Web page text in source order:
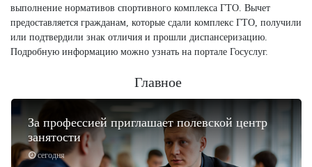
выполнение нормативов спортивного комплекса ГТО. Вычет
предоставляется гражданам, которые сдали комплекс ГТО, получили
или подтвердили знак отличия и прошли диспансеризацию.
Подробную информацию можно узнать на портале Госуслуг.
Главное
сегодня
За профессией приглашает полевской центр
занятости